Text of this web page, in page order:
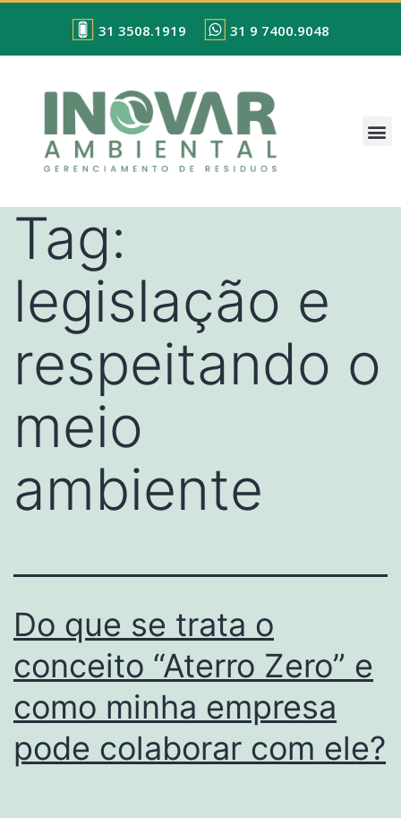
31 3508.1919 31 9 7400.9048
Tag:
legislação e
respeitando o
meio
ambiente
Do que se trata o
conceito “Aterro Zero” e
como minha empresa
pode colaborar com ele?